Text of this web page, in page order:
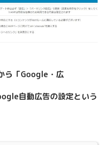
ら「Google・広
自動広告の設定という